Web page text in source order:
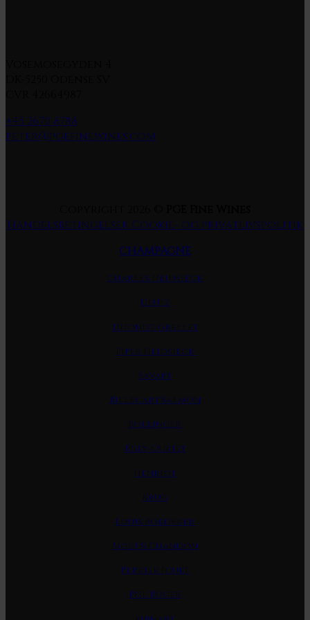
+45 2670 8788
peter@pgefinewines.com
Handelsbetingelser Cookie- og privatlivspolitik
CHAMPAGNE
Charles Heidsieck
Deutz
Dhondt-Grellet
Piper Heidsieck
Savart
Billecart Salmon
Bollinger
Egly-Ouriet
Henriot
Krug
Louis Roederer
Moet & Chandon
Perrier Jouet
Pol Roger